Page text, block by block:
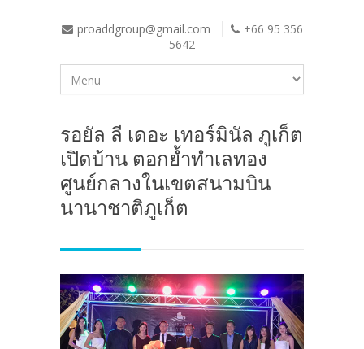
proaddgroup@gmail.com
+66 95 356
5642
รอยัล ลี เดอะ เทอร์มินัล ภูเก็ต
เปิดบ้าน ตอกย้ำทำเลทอง
ศูนย์กลางในเขตสนามบิน
นานาชาติภูเก็ต